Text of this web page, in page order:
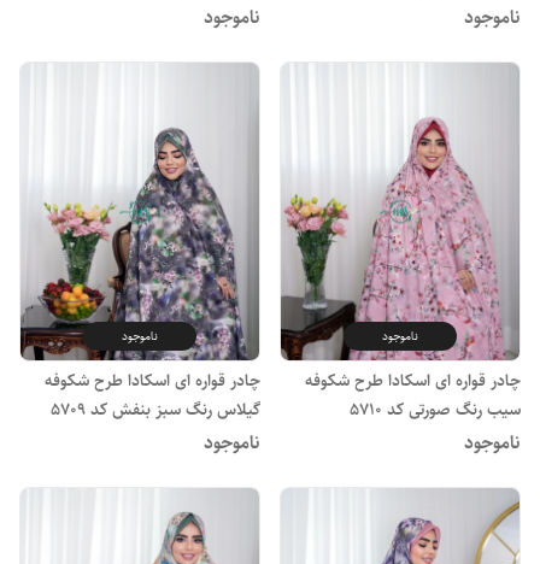
ناموجود ناموجود
ناموجود
چادر قواره ای اسکادا طرح شکوفه
سیب رنگ صورتی کد 5710
ناموجود
ناموجود
چادر قواره ای اسکادا طرح شکوفه
گیلاس رنگ سبز بنفش کد 5709
ناموجود